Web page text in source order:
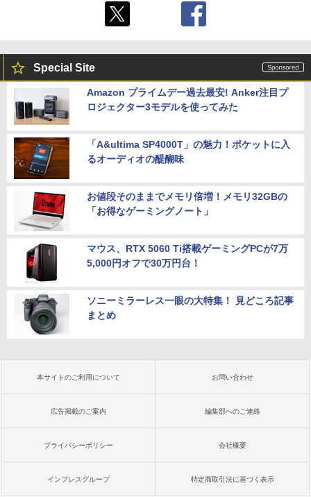
Special Site
Amazon プライムデー過去最安! Anker注目プ
ロジェクター3モデルを使ってみた
「A&ultima SP4000T」の魅力！ポケットに入
るオーディオの醍醐味
お値段そのままでメモリ倍増！メモリ32GBの
「お得なゲーミングノート」
マウス、RTX 5060 Ti搭載ゲーミングPCが7万
5,000円オフで30万円台！
ソニーミラーレス一眼の大特集！ 見どころ記事
まとめ
本サイトのご利用について お問い合わせ
広告掲載のご案内 編集部へのご連絡
プライバシーポリシー 会社概要
インプレスグループ 特定商取引法に基づく表示